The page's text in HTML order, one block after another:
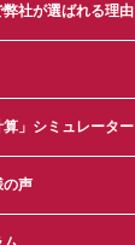
社が選ばれる理由
」シミュレーター
の声